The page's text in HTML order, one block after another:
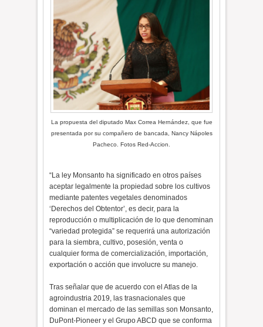
La propuesta del diputado Max Correa Hernández, que fue
presentada por su compañero de bancada, Nancy Nápoles
Pacheco. Fotos Red-Accion.
“La ley Monsanto ha significado en otros países
aceptar legalmente la propiedad sobre los cultivos
mediante patentes vegetales denominados
‘Derechos del Obtentor’, es decir, para la
reproducción o multiplicación de lo que denominan
“variedad protegida” se requerirá una autorización
para la siembra, cultivo, posesión, venta o
cualquier forma de comercialización, importación,
exportación o acción que involucre su manejo.
Tras señalar que de acuerdo con el Atlas de la
agroindustria 2019, las trasnacionales que
dominan el mercado de las semillas son Monsanto,
DuPont-Pioneer y el Grupo ABCD que se conforma